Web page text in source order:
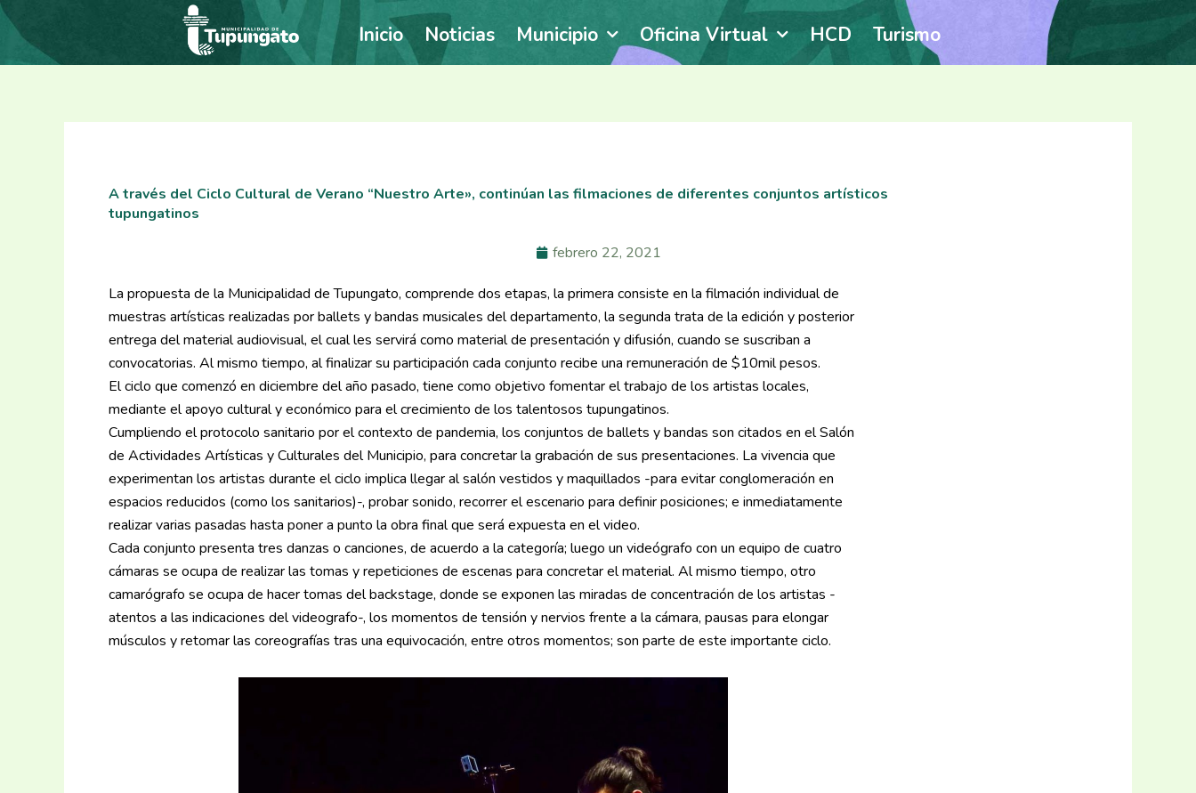
Ir
contenido
Inicio Noticias Municipio Oficina Virtual HCD Turismo
A través del Ciclo Cultural de Verano “Nuestro Arte», continúan las filmaciones de diferentes conjuntos artísticos
tupungatinos
febrero 22, 2021
La propuesta de la Municipalidad de Tupungato, comprende dos etapas, la primera consiste en la filmación individual de
muestras artísticas realizadas por ballets y bandas musicales del departamento, la segunda trata de la edición y posterior
entrega del material audiovisual, el cual les servirá como material de presentación y difusión, cuando se suscriban a
convocatorias. Al mismo tiempo, al finalizar su participación cada conjunto recibe una remuneración de $10mil pesos.
El ciclo que comenzó en diciembre del año pasado, tiene como objetivo fomentar el trabajo de los artistas locales,
mediante el apoyo cultural y económico para el crecimiento de los talentosos tupungatinos.
Cumpliendo el protocolo sanitario por el contexto de pandemia, los conjuntos de ballets y bandas son citados en el Salón
de Actividades Artísticas y Culturales del Municipio, para concretar la grabación de sus presentaciones. La vivencia que
experimentan los artistas durante el ciclo implica llegar al salón vestidos y maquillados -para evitar conglomeración en
espacios reducidos (como los sanitarios)-, probar sonido, recorrer el escenario para definir posiciones; e inmediatamente
realizar varias pasadas hasta poner a punto la obra final que será expuesta en el video.
Cada conjunto presenta tres danzas o canciones, de acuerdo a la categoría; luego un videógrafo con un equipo de cuatro
cámaras se ocupa de realizar las tomas y repeticiones de escenas para concretar el material. Al mismo tiempo, otro
camarógrafo se ocupa de hacer tomas del backstage, donde se exponen las miradas de concentración de los artistas -
atentos a las indicaciones del videografo-, los momentos de tensión y nervios frente a la cámara, pausas para elongar
músculos y retomar las coreografías tras una equivocación, entre otros momentos; son parte de este importante ciclo.